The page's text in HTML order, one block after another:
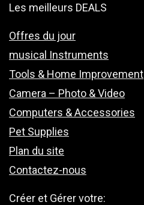
Les meilleurs DEALS
Offres du jour
musical Instruments
Tools & Home Improvement
Camera – Photo & Video
Computers & Accessories
Pet Supplies
Plan du site
Contactez-nous
Créer et Gérer votre: